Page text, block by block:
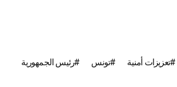
تعزيزات أمنية تونس
رئيس الجمهورية